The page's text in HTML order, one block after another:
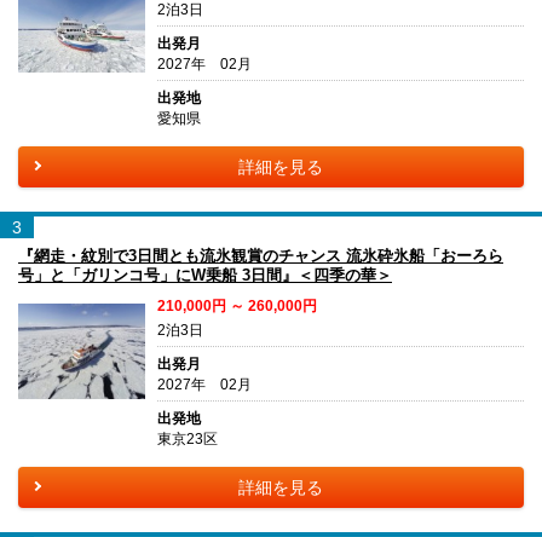
2泊3日
出発月
2027年 02月
出発地
愛知県
詳細を見る
3
『網走・紋別で3日間とも流氷観賞のチャンス 流氷砕氷船「おーろら
号」と「ガリンコ号」にW乗船 3日間』＜四季の華＞
210,000円 ～ 260,000円
2泊3日
出発月
2027年 02月
出発地
東京23区
詳細を見る